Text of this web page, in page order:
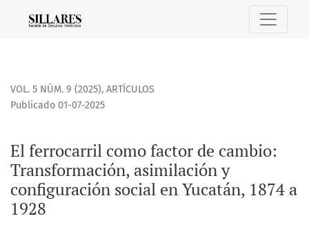
VOL. 5 NÚM. 9 (2025), ARTÍCULOS
El ferrocarril como factor de cambio:
Transformación, asimilación y
configuración social en Yucatán, 1874 a
1928
Publicado 01-07-2025